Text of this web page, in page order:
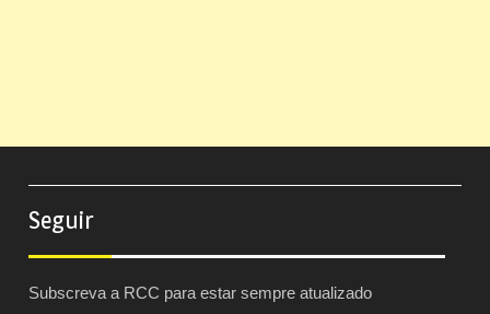
Seguir
Subscreva a RCC para estar sempre atualizado